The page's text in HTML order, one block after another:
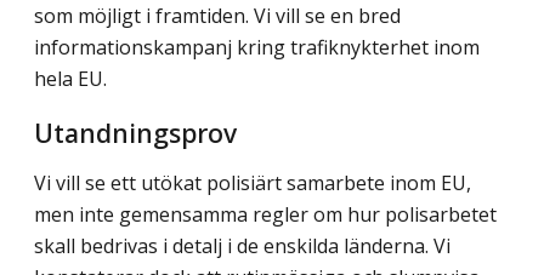
som möjligt i framtiden. Vi vill se en bred
informationskampanj kring trafiknykterhet inom
hela EU.
Utandningsprov
Vi vill se ett utökat polisiärt samarbete inom EU,
men inte gemensamma regler om hur polisarbetet
skall bedrivas i detalj i de enskilda länderna. Vi